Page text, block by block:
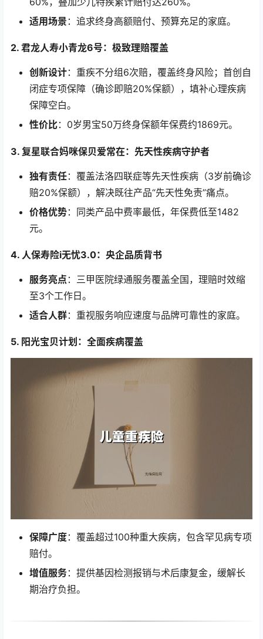
适用场景 ：追求终身高额赔付、预算充足的家庭。
2. 君龙人寿小青龙6号：极致理赔覆盖
创新设计：重疾不分组6次赔，覆盖终身风险；首创自
闭症专项保障（确诊即赔20%保额），填补心理疾病
保障空白。
性价比：0岁男宝50万终身保额年保费约1869元。
3. 复星联合妈咪保贝爱常在：先天性疾病守护者
独有责任：覆盖法洛四联症等先天性疾病（3岁前确诊
赔20%保额），解决既往产品“先天性免责”痛点。
价格优势：同类产品中费率最低，年保费低至1482
元。
4. 人保寿险i无忧3.0：央企品质背书
服务亮点 ：三甲医院绿通服务覆盖全国，理赔时效缩
至3个工作日。
适合人群：重视服务响应速度与品牌可靠性的家庭。
5. 阳光宝贝计划：全面疾病覆盖
保障广度：覆盖超过100种重大疾病，包含罕见病专项
赔付。
增值服务：提供基因检测报销与术后康复金，缓解长
期治疗负担。